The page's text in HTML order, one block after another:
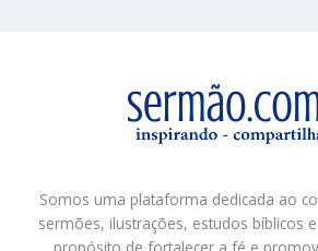
Somos uma plataforma dedicada ao
sermões, ilustrações, estudos bíblicos